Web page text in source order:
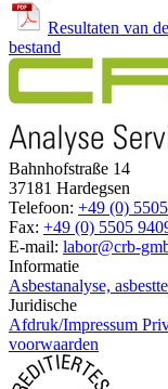
Resultaten van
bestand
Bahnhofstraße 14
37181 Hardegsen
Telefoon: +49 (0)
Fax: +49 (0) 5505
E-mail: labor@crb-
Informatie
Asbestanalyse,
Juridische
Afdruk/Impressum
voorwaarden